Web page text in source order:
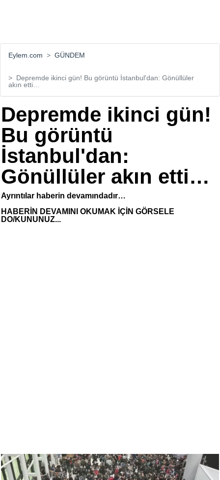
Eylem.com GÜNDEM
Depremde ikinci gün! Bu görüntü İstanbul'dan: Gönüllüler
akın etti…
Depremde ikinci gün!
Bu görüntü
İstanbul'dan:
Gönüllüler akın etti…
Ayrıntılar haberin devamındadır…
HABERİN DEVAMINI OKUMAK İÇİN GÖRSELE
DO/KUNUNUZ...